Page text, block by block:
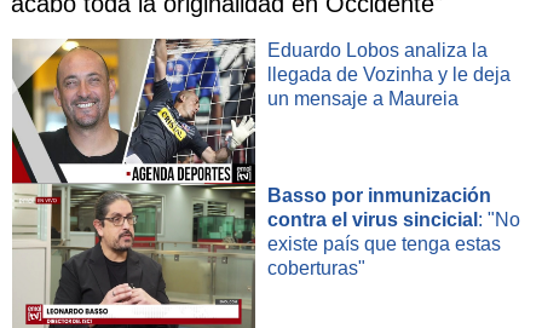
Eduardo Lobos analiza la
llegada de Vozinha y le deja
un mensaje a Maureia
Basso por inmunización
contra el virus sincicial : "No
existe país que tenga estas
coberturas"